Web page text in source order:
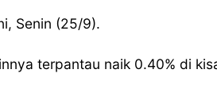
Senin (25/9).
terpantau naik 0.40% di